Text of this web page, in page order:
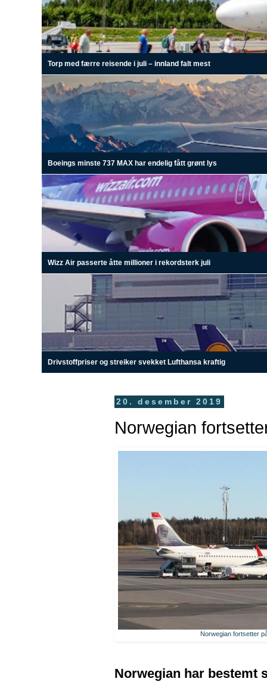
Torp med færre reisende i juli – innland falt mest
Boeings minste 737 MAX har endelig fått grønt lys
Wizz Air passerte åtte millioner i rekordsterk juli
Drivstoffpriser og streiker svekket Lufthansa kraftig
20. desember 2019
Norwegian
Norwegian fortsetter
Norwegian har bestemt